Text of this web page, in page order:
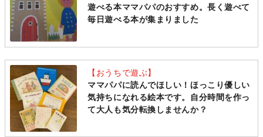
遊べる本ママパパのおすすめ。長く遊べて
毎日遊べる本が集まりました
【おうちで遊ぶ】
ママパパに読んでほしい！ほっこり優しい
気持ちになれる絵本です。自分時間を作っ
て大人も気分転換しませんか？